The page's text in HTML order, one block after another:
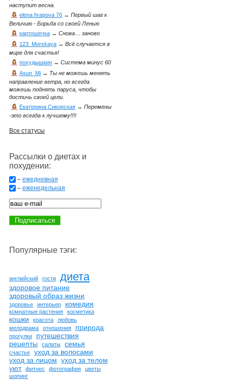
наступит весна.
elena hrapova 76 → Первый шаг к
Величию - Борьба со своей Ленью
картошечка → Снова… заново
123_Morskaya → Всё случается в
мире для счастья!
похудышкин → Система минус 60
Asun_Mi → Ты не можешь менять
направление ветра, но всегда
можешь поднять паруса, чтобы
достичь своей цели.
Екатерина Сикорская → Перемены
-это всегда к лучшему!!!!
Все статусы
Рассылки о диетах и
похудении:
– ежедневная
– еженедельная
Популярные тэги:
английский гости диета
здоровое питание
здоровый образ жизни
здоровье интерьер комедия
комнатные растения косметика
кошки красота
любовь
мелодрама
отношения природа
прогулки
путешествия
рецепты
салаты семья
счастье
уход за волосами
уход за лицом уход за телом
уют
фитнес фотография
цветы
шопинг